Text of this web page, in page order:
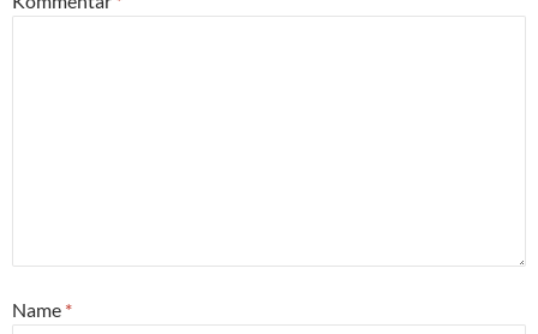
Name *